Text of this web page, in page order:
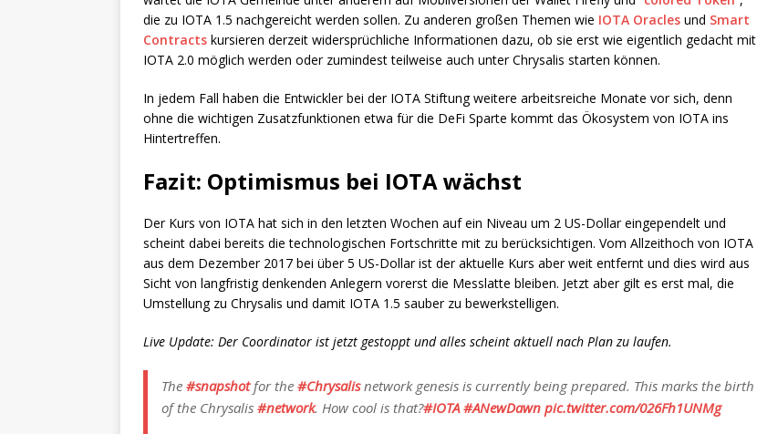
die zu IOTA 1.5 nachgereicht werden sollen. Zu anderen großen Themen wie IOTA Oracles und Smart
Contracts kursieren derzeit widersprüchliche Informationen dazu, ob sie erst wie eigentlich gedacht mit
IOTA 2.0 möglich werden oder zumindest teilweise auch unter Chrysalis starten können.
In jedem Fall haben die Entwickler bei der IOTA Stiftung weitere arbeitsreiche Monate vor sich, denn
ohne die wichtigen Zusatzfunktionen etwa für die DeFi Sparte kommt das Ökosystem von IOTA ins
Hintertreffen.
Fazit: Optimismus bei IOTA wächst
Der Kurs von IOTA hat sich in den letzten Wochen auf ein Niveau um 2 US-Dollar eingependelt und
scheint dabei bereits die technologischen Fortschritte mit zu berücksichtigen. Vom Allzeithoch von IOTA
aus dem Dezember 2017 bei über 5 US-Dollar ist der aktuelle Kurs aber weit entfernt und dies wird aus
Sicht von langfristig denkenden Anlegern vorerst die Messlatte bleiben. Jetzt aber gilt es erst mal, die
Umstellung zu Chrysalis und damit IOTA 1.5 sauber zu bewerkstelligen.
Live Update: Der Coordinator ist jetzt gestoppt und alles scheint aktuell nach Plan zu laufen.
The #snapshotfor the #Chrysalisnetwork genesis is currently being prepared. This marks the birth
of the Chrysalis #network. How cool is that?#IOTA #ANewDawn pic.twitter.com/026Fh1UNMg